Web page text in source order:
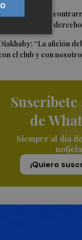
El Valencia CF, a
firmar un lateral derecho
“La afición
el club y con
de
Siempre al día
¡Quiero